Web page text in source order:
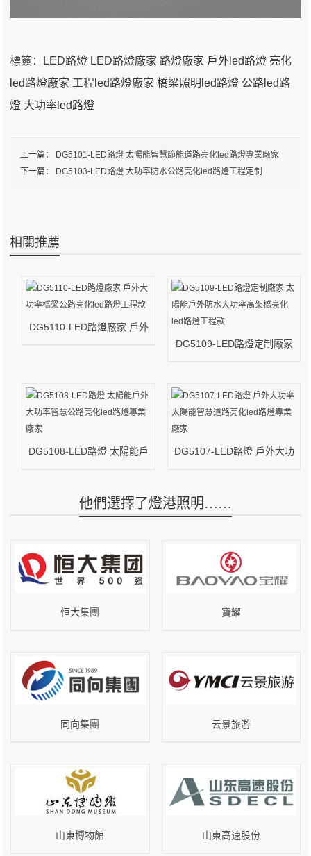
標簽： LED路燈 LED路燈廠家 路燈廠家 戶外led路燈 亮化
led路燈廠家 工程led路燈廠家 橋梁照明led路燈 公路led路
燈 大功率led路燈
上一篇：
DG5101-LED路燈 太陽能智慧節能道路亮化led路燈專業廠家
下一篇：
DG5103-LED路燈 大功率防水公路亮化led路燈工程定制
相關推薦
DG5110-LED路燈廠家 戶外
DG5109-LED路燈定制廠家
DG5108-LED路燈 太陽能戶
DG5107-LED路燈 戶外大功
他們選擇了燈港照明……
恒大集團 寶耀
同向集團 云景旅游
山東博物館 山東高速股份